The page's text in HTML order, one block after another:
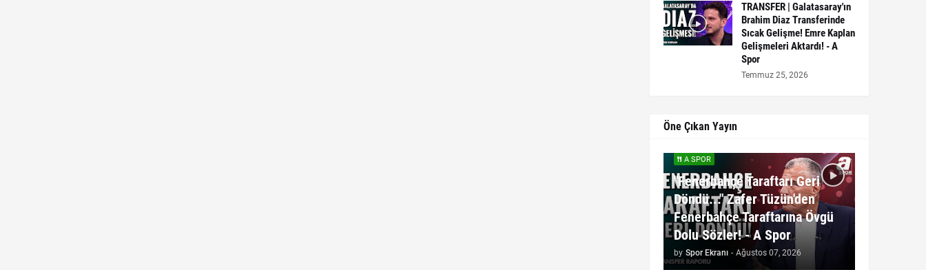
TRANSFER | Galatasaray'ın
Brahim Diaz Transferinde
Sıcak Gelişme! Emre Kaplan
Gelişmeleri Aktardı! - A
Spor
Temmuz 25, 2026
Öne Çıkan Yayın
A SPOR
"Fenerbahçe Taraftarı Geri
Döndü..." Zafer Tüzün'den
Fenerbahçe Taraftarına Övgü
Dolu Sözler! - A Spor
by Spor Ekranı - Ağustos 07, 2026